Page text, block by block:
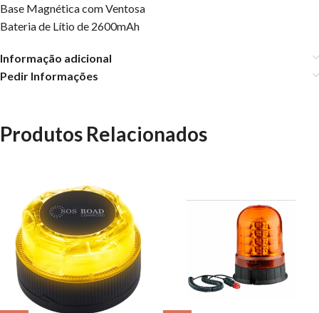
Base Magnética com Ventosa
Bateria de Lítio de 2600mAh
Informação adicional
Pedir Informações
Produtos Relacionados